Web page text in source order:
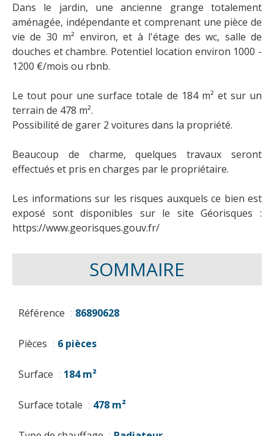
Dans le jardin, une ancienne grange totalement
aménagée, indépendante et comprenant une pièce de
vie de 30 m² environ, et à l'étage des wc, salle de
douches et chambre. Potentiel location environ 1000 -
1200 €/mois ou rbnb.
Le tout pour une surface totale de 184 m² et sur un
terrain de 478 m².
Possibilité de garer 2 voitures dans la propriété.
Beaucoup de charme, quelques travaux seront
effectués et pris en charges par le propriétaire.
Les informations sur les risques auxquels ce bien est
exposé sont disponibles sur le site Géorisques :
https://www.georisques.gouv.fr/
SOMMAIRE
Référence 86890628
Pièces 6 pièces
Surface 184 m²
Surface totale 478 m²